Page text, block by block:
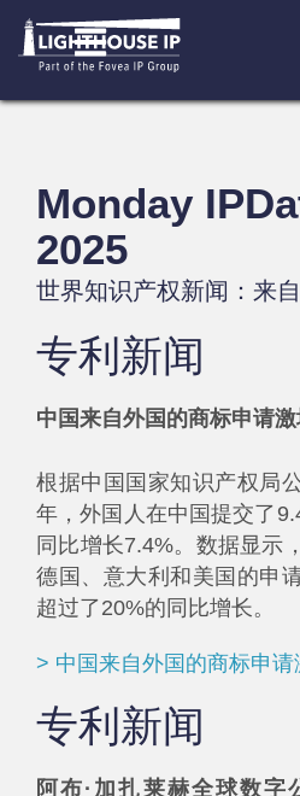
content
Monday
2025
世界知识产权新闻：来
专利新闻
中国来自外国的商标申请
根据中国国家知识产权局
年，外国人在中国提交了
同比增长7.4%。数据显示
德国、意大利和美国的申
超过了20%的同比增长。
> 中国来自外国的商标申请
专利新闻
阿布·加扎莱赫全球数字